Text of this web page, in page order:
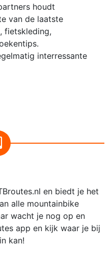
houdt
van de laatste
fietskleding,
interressante
en biedt je het
alle mountainbike
wacht je nog op en
app en kijk waar je bij
kan!